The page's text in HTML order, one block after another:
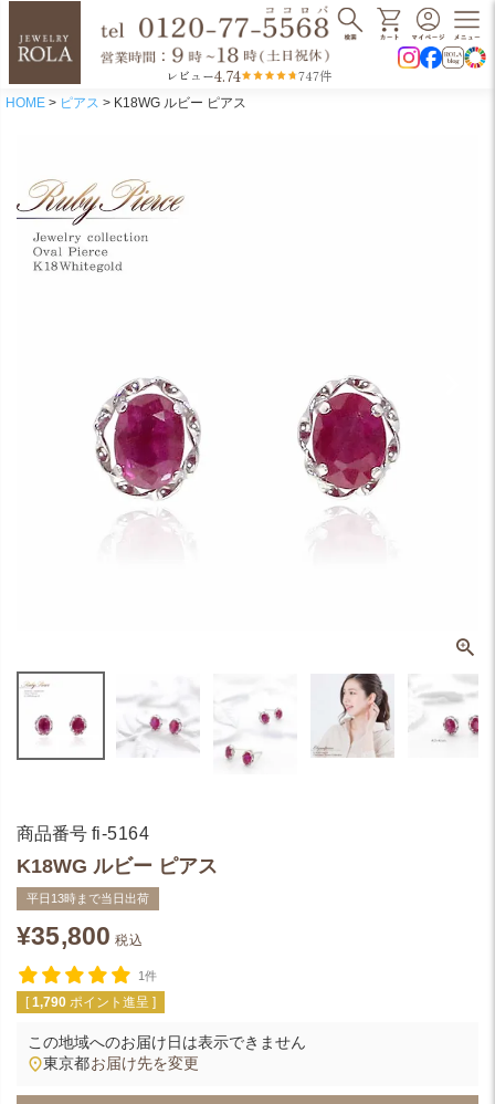
レビュー4.74 747件
HOME ピアス K18WG ルビー ピアス
商品番号 fi-5164
K18WG ルビー ピアス
平日13時まで当日出荷
¥35,800 税込
1件
[ 1,790 ポイント進呈 ]
この地域へのお届け日は表示できません
東京都お届け先を変更